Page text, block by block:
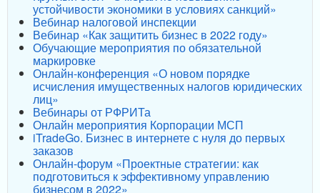
устойчивости экономики в условиях санкций»
Вебинар налоговой инспекции
Вебинар «Как защитить бизнес в 2022 году»
Обучающие мероприятия по обязательной
маркировке
Онлайн-конференция «О новом порядке
исчисления имущественных налогов юридических
лиц»
Вебинары от РФРИТа
Онлайн мероприятия Корпорации МСП
iTradeGo. Бизнес в интернете с нуля до первых
заказов
Онлайн-форум «Проектные стратегии: как
подготовиться к эффективному управлению
бизнесом в 2022»